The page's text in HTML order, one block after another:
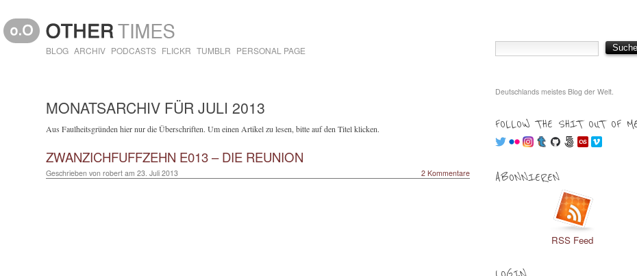
BLOG ARCHIV PODCASTS FLICKR TUMBLR PERSONAL PAGE
MONATSARCHIV FÜR JULI 2013
Aus Faulheitsgründen hier nur die Überschriften. Um einen Artikel zu lesen, bitte auf den Titel klicken.
ZWANZICHFUFFZEHN E013 – DIE REUNION
2 Kommentare
Geschrieben von robert am 23. Juli 2013
Deutschlands meistes Blog der Welt.
FOLLOW THE SHIT OUT OF
ABONNIEREN
RSS Feed